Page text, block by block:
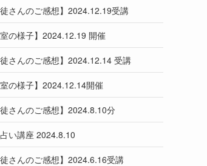
徒さんのご感想】2024.12.19受講
室の様子】2024.12.19 開催
徒さんのご感想】2024.12.14 受講
室の様子】2024.12.14開催
徒さんのご感想】2024.8.10分
い講座 2024.8.10
徒さんのご感想】2024.6.16受講